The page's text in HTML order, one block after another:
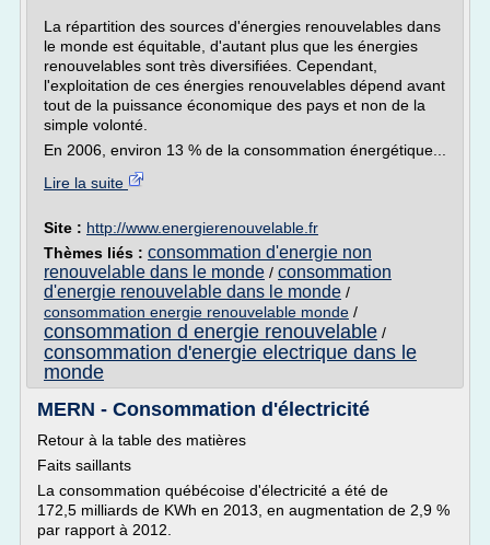
La répartition des sources d'énergies renouvelables dans
le monde est équitable, d'autant plus que les énergies
renouvelables sont très diversifiées. Cependant,
l'exploitation de ces énergies renouvelables dépend avant
tout de la puissance économique des pays et non de la
simple volonté.
En 2006, environ 13 % de la consommation énergétique...
Lire la suite
Site : http://www.energierenouvelable.fr
Thèmes liés : consommation d'energie non
renouvelable dans le monde / consommation
d'energie renouvelable dans le monde /
consommation energie renouvelable monde /
consommation d energie renouvelable /
consommation d'energie electrique dans le
monde
MERN - Consommation d'électricité
Retour à la table des matières
Faits saillants
La consommation québécoise d'électricité a été de
172,5 milliards de KWh en 2013, en augmentation de 2,9 %
par rapport à 2012.